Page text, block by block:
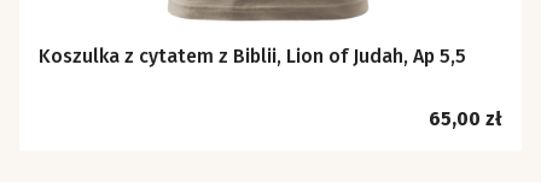
Koszulka z cytatem z Biblii, Lion of Judah, Ap 5,5
Cena
65,00 zł